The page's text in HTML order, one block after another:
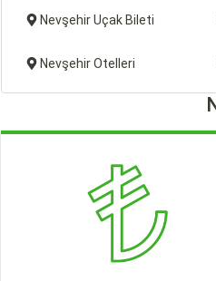
Nevşehir Uçak Bileti
Nevşehir Otelleri